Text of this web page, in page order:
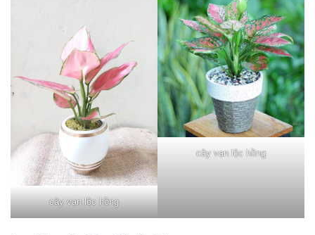
cây vạn lộc hồng
cây vạn lộc hồng